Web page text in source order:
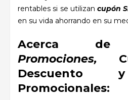
rentables si se utilizancupón
en su vida ahorrando en su
Acerca
Promociones,
Descuento
Promocionales: